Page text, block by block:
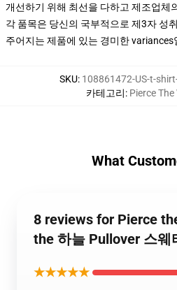
개선하기 위해 최선을 다하고 제조업체
각 품목은 당신의 국부적으로 제3자 성
주어지는 제품에 있는 경미한
SKU: 108861472-US-t-
카테고리: Pierce The
What
8 reviews for Pierce
the 하늘 Pullover 스웨
★★★★★